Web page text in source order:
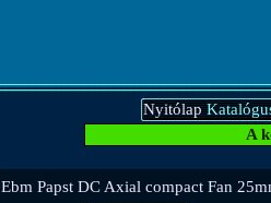
Nyitólap
A
Ebm Papst DC Axial compact Fan